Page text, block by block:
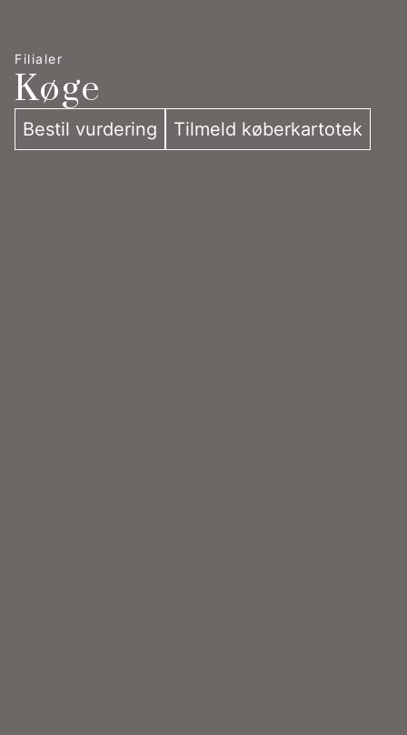
Filialer
Køge
Bestil vurdering Tilmeld køberkartotek